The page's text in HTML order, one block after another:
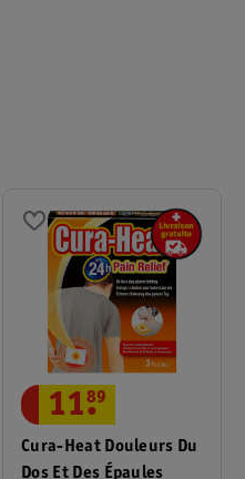
Cura-Heat Douleurs Du
Dos Et Des Épaules
11.
89